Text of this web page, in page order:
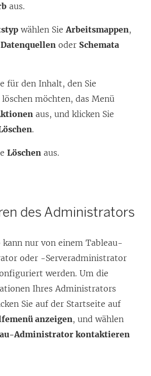
aus.
wählen Sie Arbeitsmappen,
Datenquellen oder Schemata
für den Inhalt, den Sie
möchten, das Menü
aus, und klicken Sie
.
Löschen aus.
des Administrators
kann nur von einem Tableau-
oder -Serveradministrator
werden. Um die
Ihres Administrators
Sie auf der Startseite auf
anzeigen, und wählen
Administrator kontaktieren